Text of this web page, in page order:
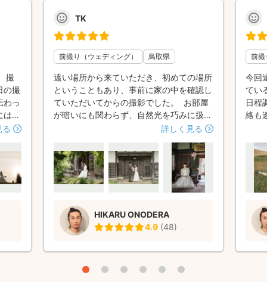
撮
の撮
わっ
はな
図の
いま
ェデ
TK
前撮り（ウェディング） 鳥取県
遠い場所から来ていただき、初めての場所
ということもあり、事前に家の中を確認し
ていただいてからの撮影でした。 お部屋
が暗いにも関わらず、自然光を巧みに扱
い、とても雰囲気のある写真をとっていた
はリラックスして撮影ができました。こち
らの要望も聞いてくださり、とてもありが
たかったです。
詳しく見る
HIKARU ONODERA
4.9 (48)
前撮
今回
てい
日程
絡も
早
た
ポ
影
あ
と
ズ"